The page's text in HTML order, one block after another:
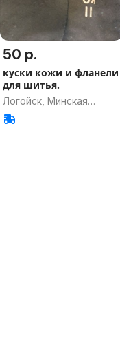
50 р.
куски кожи и фланели
для шитья.
Логойск, Минская
область